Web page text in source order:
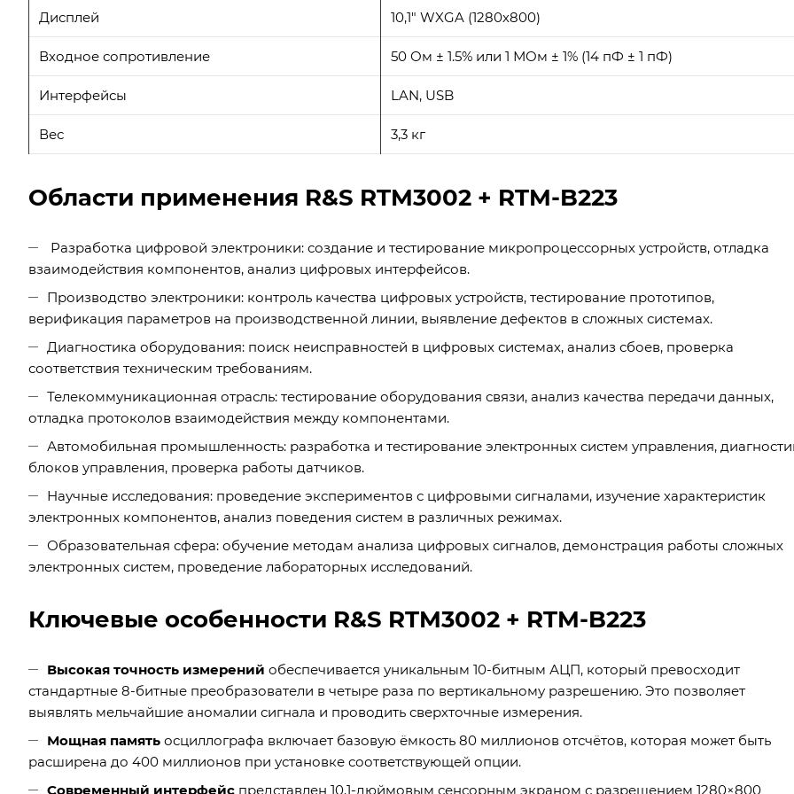
Дисплей 10,1" WXGA (1280х800)
Входное сопротивление 50 Ом ± 1.5% или 1 МОм ± 1% (14 пФ ± 1 пФ)
Интерфейсы LAN, USB
Вес 3,3 кг
Области применения R&S RTM3002 + RTM-B223
Разработка цифровой электроники: создание и тестирование микропроцессорных устройств, отладка
взаимодействия компонентов, анализ цифровых интерфейсов.
Производство электроники: контроль качества цифровых устройств, тестирование прототипов,
верификация параметров на производственной линии, выявление дефектов в сложных системах.
Диагностика оборудования: поиск неисправностей в цифровых системах, анализ сбоев, проверка
соответствия техническим требованиям.
Телекоммуникационная отрасль: тестирование оборудования связи, анализ качества передачи данных,
отладка протоколов взаимодействия между компонентами.
Автомобильная промышленность: разработка и тестирование электронных систем управления,
блоков управления, проверка работы датчиков.
Научные исследования: проведение экспериментов с цифровыми сигналами, изучение характеристик
электронных компонентов, анализ поведения систем в различных режимах.
Образовательная сфера: обучение методам анализа цифровых сигналов, демонстрация работы сложных
электронных систем, проведение лабораторных исследований.
Ключевые особенности R&S RTM3002 + RTM-B223
Высокая точность измерений обеспечивается уникальным 10-битным АЦП, который превосходит
стандартные 8-битные преобразователи в четыре раза по вертикальному разрешению. Это позволяет
выявлять мельчайшие аномалии сигнала и проводить сверхточные измерения.
Мощная память осциллографа включает базовую ёмкость 80 миллионов отсчётов, которая может быть
расширена до 400 миллионов при установке соответствующей опции.
Современный интерфейс представлен 10,1-дюймовым сенсорным экраном с разрешением 1280×800